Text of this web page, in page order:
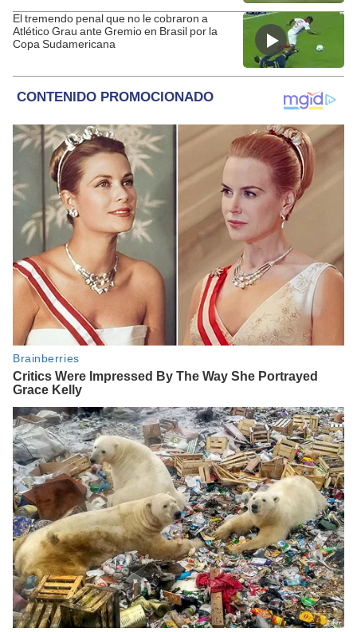
El tremendo penal que no le cobraron a
Atlético Grau ante Gremio en Brasil por la
Copa Sudamericana